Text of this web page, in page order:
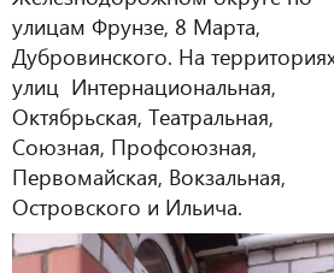
улицам Фрунзе, 8 Марта,
Дубровинского. На
улиц Интернациональная,
Октябрьская, Театральная,
Союзная, Профсоюзная,
Первомайская, Вокзальная,
Островского и Ильича.